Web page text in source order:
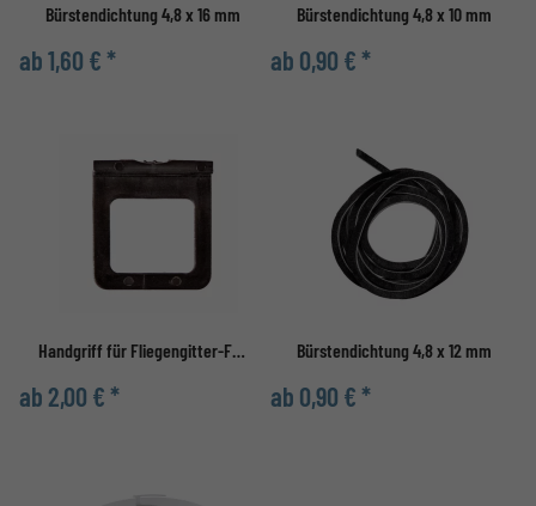
Bürstendichtung 4,8 x 16 mm
ab 1,60 € *
Bürstendichtung 4,8 x 10 mm
ab 0,90 € *
Handgriff für Fliegengitter-Fenster
ab 2,00 € *
Bürstendichtung 4,8 x 12 mm
ab 0,90 € *